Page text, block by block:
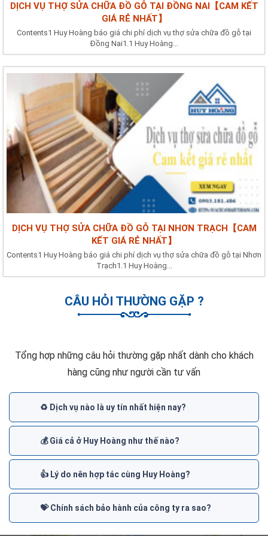
DỊCH VỤ THỢ SỬA CHỮA ĐỒ GỖ TẠI ĐỒNG NAI【CAM KẾT
GIÁ RẺ NHẤT】
Contents1 Huy Hoàng báo giá chi phí dịch vụ thợ sửa chữa đồ gỗ tại
Đồng Nai1.1 Huy Hoàng...
DỊCH VỤ THỢ SỬA CHỮA ĐỒ GỖ TẠI NHƠN TRẠCH【CAM
KẾT GIÁ RẺ NHẤT】
Contents1 Huy Hoàng báo giá chi phí dịch vụ thợ sửa chữa đồ gỗ tại Nhơn
Trạch1.1 Huy Hoàng...
CÂU HỎI THƯỜNG GẶP ?
Tổng hợp những câu hỏi thường gặp nhất dành cho khách
hàng cũng như người cần tư vấn
♻️ Dịch vụ nào là uy tín nhất hiện nay?
💰 Giá cả ở Huy Hoàng như thế nào?
👍 Lý do nên hợp tác cùng Huy Hoàng?
💝 Chính sách bảo hành của công ty ra sao?